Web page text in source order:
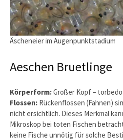
Äscheneier im Augenpunktstadium
Aeschen Bruetlinge
Körperform:Großer Kopf –
Flossen: Rückenflossen (Fahnen)
nicht ersichtlich. Dieses Merkmal
Mikroskop bei toten Fischen
keine Fische unnötig für solche